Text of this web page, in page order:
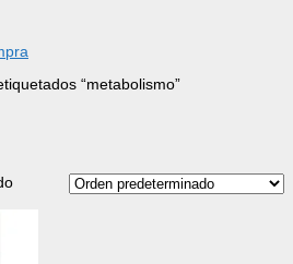
“metabolismo”